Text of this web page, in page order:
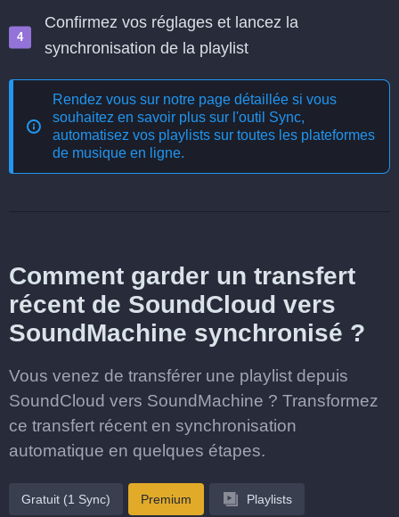
Confirmez vos réglages et lancez la
synchronisation de la playlist
Rendez vous sur notre page détaillée si vous
souhaitez en savoir plus sur l'outil Sync,
automatisez vos playlists sur toutes les plateformes
de musique en ligne.
Comment garder un transfert
récent de SoundCloud vers
SoundMachine synchronisé ?
Vous venez de transférer une playlist depuis
SoundCloud vers SoundMachine ? Transformez
ce transfert récent en synchronisation
automatique en quelques étapes.
Gratuit (1 Sync) Premium Playlists